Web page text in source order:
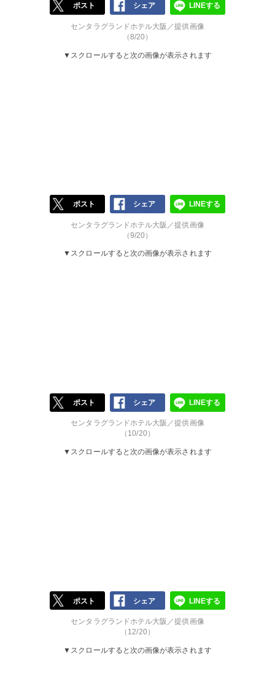
ポスト シェア LINEする
センタラグランドホテル大阪／提供画像
（8/20）
▼スクロールすると次の画像が表示されます
ポスト シェア LINEする
センタラグランドホテル大阪／提供画像
（9/20）
▼スクロールすると次の画像が表示されます
ポスト シェア LINEする
センタラグランドホテル大阪／提供画像
（10/20）
▼スクロールすると次の画像が表示されます
ポスト シェア LINEする
センタラグランドホテル大阪／提供画像
（12/20）
▼スクロールすると次の画像が表示されます